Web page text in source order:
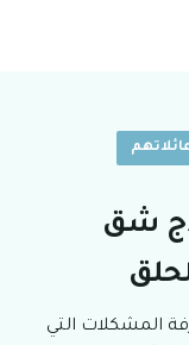
شق
المشكلات التي